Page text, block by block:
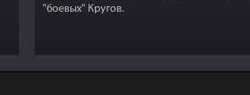
"боевых" Кругов.